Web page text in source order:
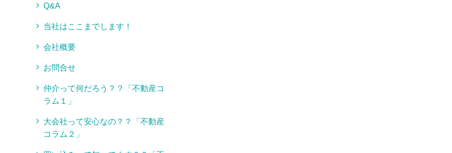
Q&A
当社はここまでします！
会社概要
お問合せ
仲介って何だろう？？「不動産コ
ラム１」
大会社って安心なの？？「不動産
コラム２」